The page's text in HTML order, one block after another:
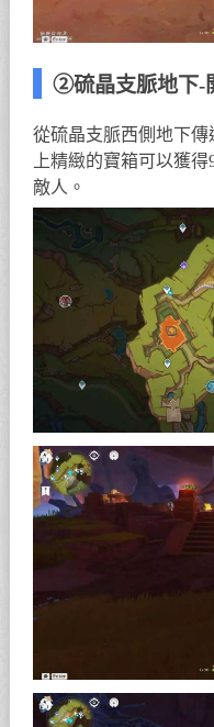
②硫晶支脈地下-
從硫晶支脈西側地下
上精緻的寶箱可以獲
敵人。